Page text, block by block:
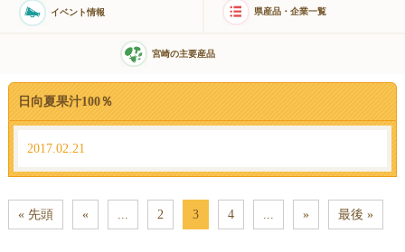
イベント情報 県産品・企業一覧
宮崎の主要産品
日向夏果汁100％
2017.02.21
« 先頭 « ... 2 3 4 ... » 最後 »